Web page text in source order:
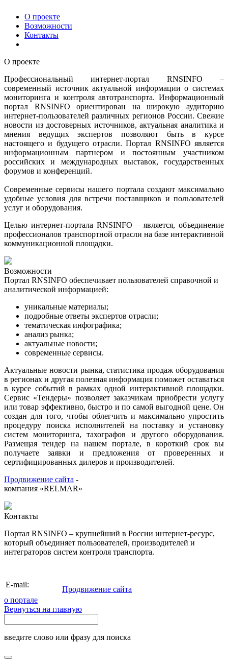
О проекте
Возможности
Контакты
О проекте
Профессиональный интернет-портал RNSINFO –
современный источник актуальной информации о системах
мониторинга и контроля автотранспорта. Информационный
портал RNSINFO ориентирован на широкую аудиторию
интернет-пользователей различных регионов России. Свежие
новости из достоверных источников, актуальная аналитика и
мнения ведущих экспертов позволяют быть в курсе
настоящего и будущего отрасли. Портал RNSINFO является
информационным партнером и постоянным участником
российских и международных выставок, государственных
форумов и конференций.
Современные сервисы нашего портала создают максимально
удобные условия для встречи поставщиков и пользователей
услуг и оборудования.
Целью интернет-портала RNSINFO – является, объединение
профессионалов транспортной отрасли на базе интерактивной
коммуникационной площадки.
Возможности
Портал RNSINFO обеспечивает пользователей справочной и
аналитической информацией:
уникальные материалы;
подробные ответы экспертов отрасли;
тематическая инфографика;
анализ рынка;
актуальные новости;
современные сервисы.
Актуальные новости рынка, статистика продаж оборудования
в регионах и другая полезная информация поможет оставаться
в курсе событий в рамках одной интерактивной площадки.
Сервис «Тендеры» позволяет заказчикам приобрести услугу
или товар эффективно, быстро и по самой выгодной цене. Он
создан для того, чтобы облегчить и максимально упростить
процедуру поиска исполнителей на поставку и установку
систем мониторинга, тахографов и другого оборудования.
Размещая тендер на нашем портале, в короткий срок вы
получаете заявки и предложения от проверенных и
сертифицированных дилеров и производителей.
Продвижение сайта -
компания «RELMAR»
Контакты
Портал RNSINFO – крупнейший в России интернет-ресурс,
который объединяет пользователей, производителей и
интеграторов систем контроля транспорта.
E-mail:
Продвижение сайта
о портале
Вернуться на главную
введите слово или фразу для поиска